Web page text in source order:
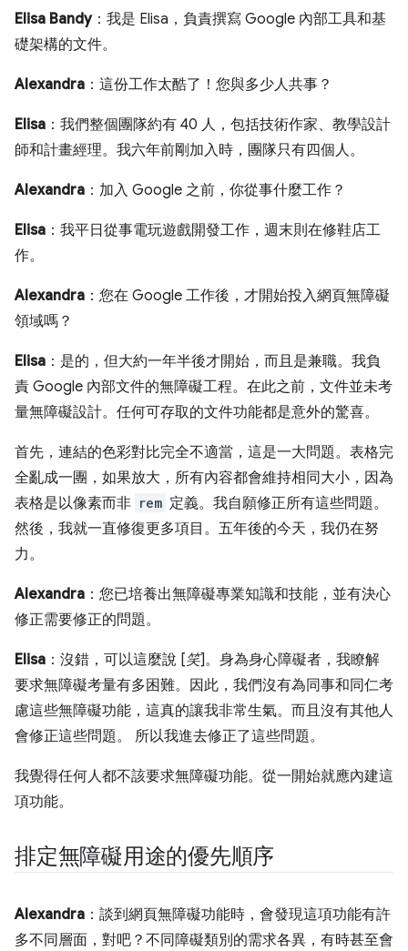
Elisa Bandy：我是 Elisa，負責撰寫 Google 內部工具和基
礎架構的文件。
Alexandra ：這份工作太酷了！您與多少人共事？
Elisa ：我們整個團隊約有 40 人，包括技術作家、教學設計
師和計畫經理。我六年前剛加入時，團隊只有四個人。
Alexandra ：加入 Google 之前，你從事什麼工作？
Elisa ：我平日從事電玩遊戲開發工作，週末則在修鞋店工
作。
Alexandra ：您在 Google 工作後，才開始投入網頁無障礙
領域嗎？
Elisa ：是的，但大約一年半後才開始，而且是兼職。我負
責 Google 內部文件的無障礙工程。在此之前，文件並未考
量無障礙設計。任何可存取的文件功能都是意外的驚喜。
首先，連結的色彩對比完全不適當，這是一大問題。表格完
全亂成一團，如果放大，所有內容都會維持相同大小，因為
表格是以像素而非 rem 定義。我自願修正所有這些問題。
然後，我就一直修復更多項目。五年後的今天，我仍在努
力。
Alexandra ：您已培養出無障礙專業知識和技能，並有決心
修正需要修正的問題。
Elisa ：沒錯，可以這麼說 [笑]。身為身心障礙者，我瞭解
要求無障礙考量有多困難。因此，我們沒有為同事和同仁考
慮這些無障礙功能，這真的讓我非常生氣。而且沒有其他人
會修正這些問題。 所以我進去修正了這些問題。
我覺得任何人都不該要求無障礙功能。從一開始就應內建這
項功能。
排定無障礙用途的優先順序
Alexandra ：談到網頁無障礙功能時，會發現這項功能有許
多不同層面，對吧？不同障礙類別的需求各異，有時甚至會